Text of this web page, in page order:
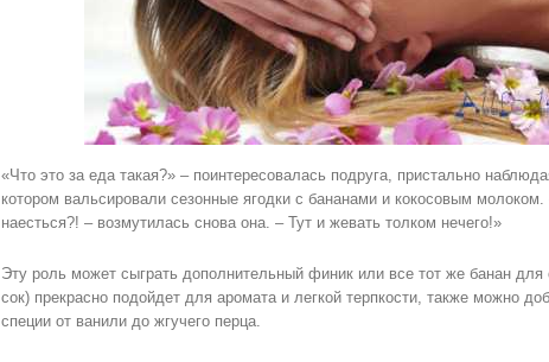
«Что это за еда такая?» – поинтересовалась подруга, пристально
котором вальсировали сезонные ягодки с бананами и кокосовым
наесться?! – возмутилась снова она. – Тут и жевать толком нечего!»
Эту роль может сыграть дополнительный финик или все тот же банан
сок) прекрасно подойдет для аромата и легкой терпкости, также можно
специи от ванили до жгучего перца.